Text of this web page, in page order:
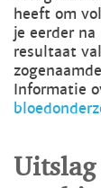
heeft om
je eerder
resultaat
Informatie